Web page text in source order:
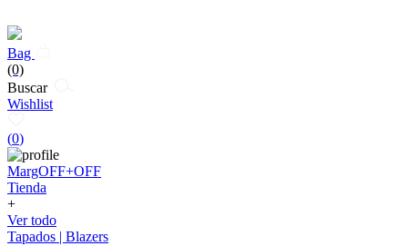
Bag
(0)
Buscar
Wishlist
(0)
MargOFF+OFF
Tienda
+
Ver todo
Tapados | Blazers